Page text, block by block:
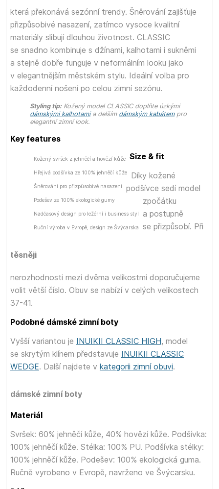
která překonává sezónní trendy. Šněrování zajišťuje
přizpůsobivé nasazení, zatímco vysoce kvalitní
materiály slibují dlouhou životnost. CLASSIC
se snadno kombinuje s džínami, kalhotami i sukněmi
a stejně dobře funguje v neformálním looku jako
v elegantnějším městském stylu. Ideální volba pro
každodenní nošení po celou zimní sezónu.
Styling tip:Kožený model CLASSIC doplňte úzkými
dámskými kalhotamia delším dámským kabátempro
elegantní zimní look.
Key features
Kožený svršek z jehněčí a hovězí kůže
Hřejivá podšívka ze 100% jehněčí kůže
Šněrování pro přizpůsobivé nasazení
Podešev ze 100% ekologické gumy
Nadčasový design pro ležérní i business styl
Ruční výroba v Evropě, design ze Švýcarska
Size & fit
Díky kožené
podšívce sedí model
zpočátku
těsněji
a postupně
se přizpůsobí. Při
nerozhodnosti mezi dvěma velikostmi doporučujeme
volit větší číslo. Obuv se nabízí v celých velikostech
37-41.
Podobné dámské zimní boty
Vyšší variantou je INUIKII CLASSIC HIGH, model
se skrytým klínem představuje INUIKII CLASSIC
WEDGE. Další
dámské zimní boty
najdete v kategorii zimní obuvi.
Materiál
Svršek: 60% jehněčí kůže, 40% hovězí kůže. Podšívka:
100% jehněčí kůže. Stélka: 100% PU. Podšívka stélky:
100% jehněčí kůže. Podešev: 100% ekologická guma.
Ručně vyrobeno v Evropě, navrženo ve Švýcarsku.